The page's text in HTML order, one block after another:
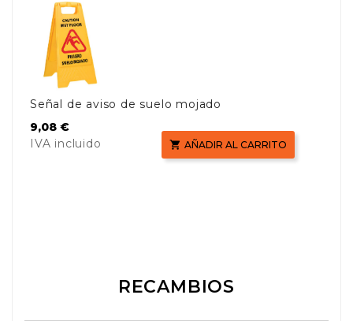
Señal de aviso de suelo mojado
Precio
9,08 €
IVA incluido
 AÑADIR AL CARRITO
RECAMBIOS